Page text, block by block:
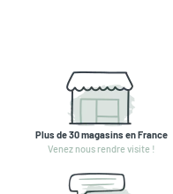
Plus de 30 magasins en France
Venez nous rendre visite !